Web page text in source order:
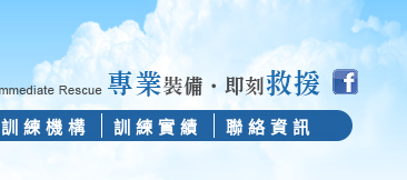
訓練機構 訓練實績 聯絡資訊